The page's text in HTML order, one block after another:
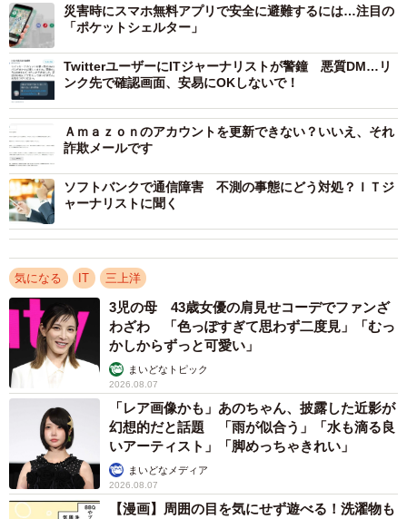
ほどの間に出かけたおもな場所が、 おおまかな住所と訪問
頻度とともにリストになって掲載されているそうです。各
項目を開くと、場所のおおまかな地図と、訪問した日時な
どが表示されます。
筆者の場合も開いてみてびっくり。普段使わない路線の
駅が入っていたので開けてみると、おおっ！めちゃくちゃ
ピンポイントな日時が出ているじゃありませんか…。もち
ろんこの先にたどり着いた場所も…おおっ、おおっ、おお
おおおっ！…どれだけの期間の情報が記録されているのか
は判断できませんでしたが、位置や頻度はしっかり記録さ
れていました…。
災害時にスマホ無料アプリで安全に避難するには…注目の
「ポケットシェルター」
TwitterユーザーにITジャーナリストが警鐘 悪質DM…リ
ンク先で確認画面、安易にOKしないで！
Ａｍａｚｏｎのアカウントを更新できない？いいえ、それ
詐欺メールです
ソフトバンクで通信障害 不測の事態にどう対処？ＩＴジ
ャーナリストに聞く
気になる IT 三上洋
3児の母 43歳女優の肩見せコーデでファンざ
わざわ 「色っぽすぎて思わず二度見」「むっ
かしからずっと可愛い」
まいどなトピック
2026.08.07
「レア画像かも」あのちゃん、披露した近影が
幻想的だと話題 「雨が似合う」「水も滴る良
いアーティスト」「脚めっちゃきれい」
まいどなメディア
2026.08.07
【漫画】周囲の目を気にせず遊べる！洗濯物も